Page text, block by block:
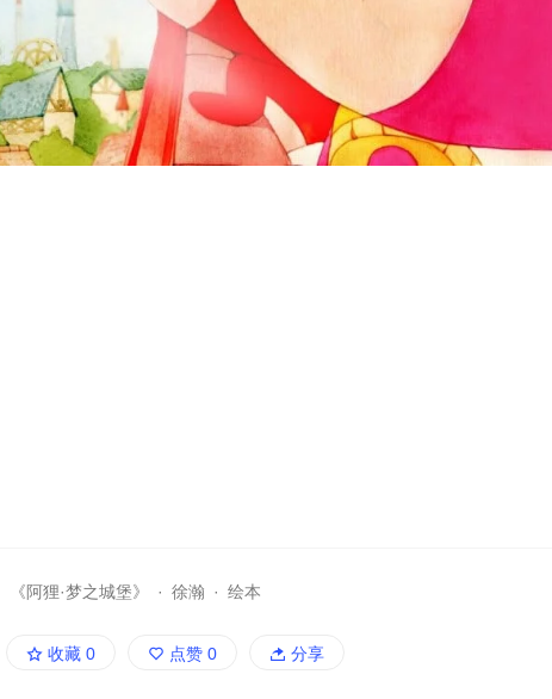
《阿狸·梦之城堡》 · 徐瀚 · 绘本
收藏0 点赞 0 分享